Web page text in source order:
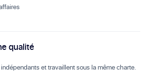
qualité
et travaillent sous la même charte.